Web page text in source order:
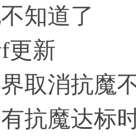
知道了
更新
取消抗魔
抗魔达标